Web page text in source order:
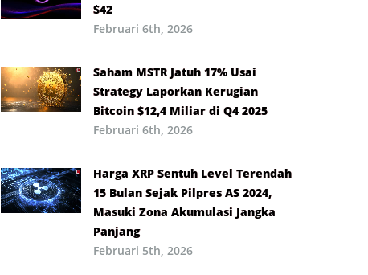
$42
Februari 6th, 2026
Saham MSTR Jatuh 17% Usai
Strategy Laporkan Kerugian
Bitcoin $12,4 Miliar di Q4 2025
Februari 6th, 2026
Harga XRP Sentuh Level Terendah
15 Bulan Sejak Pilpres AS 2024,
Masuki Zona Akumulasi Jangka
Panjang
Februari 5th, 2026